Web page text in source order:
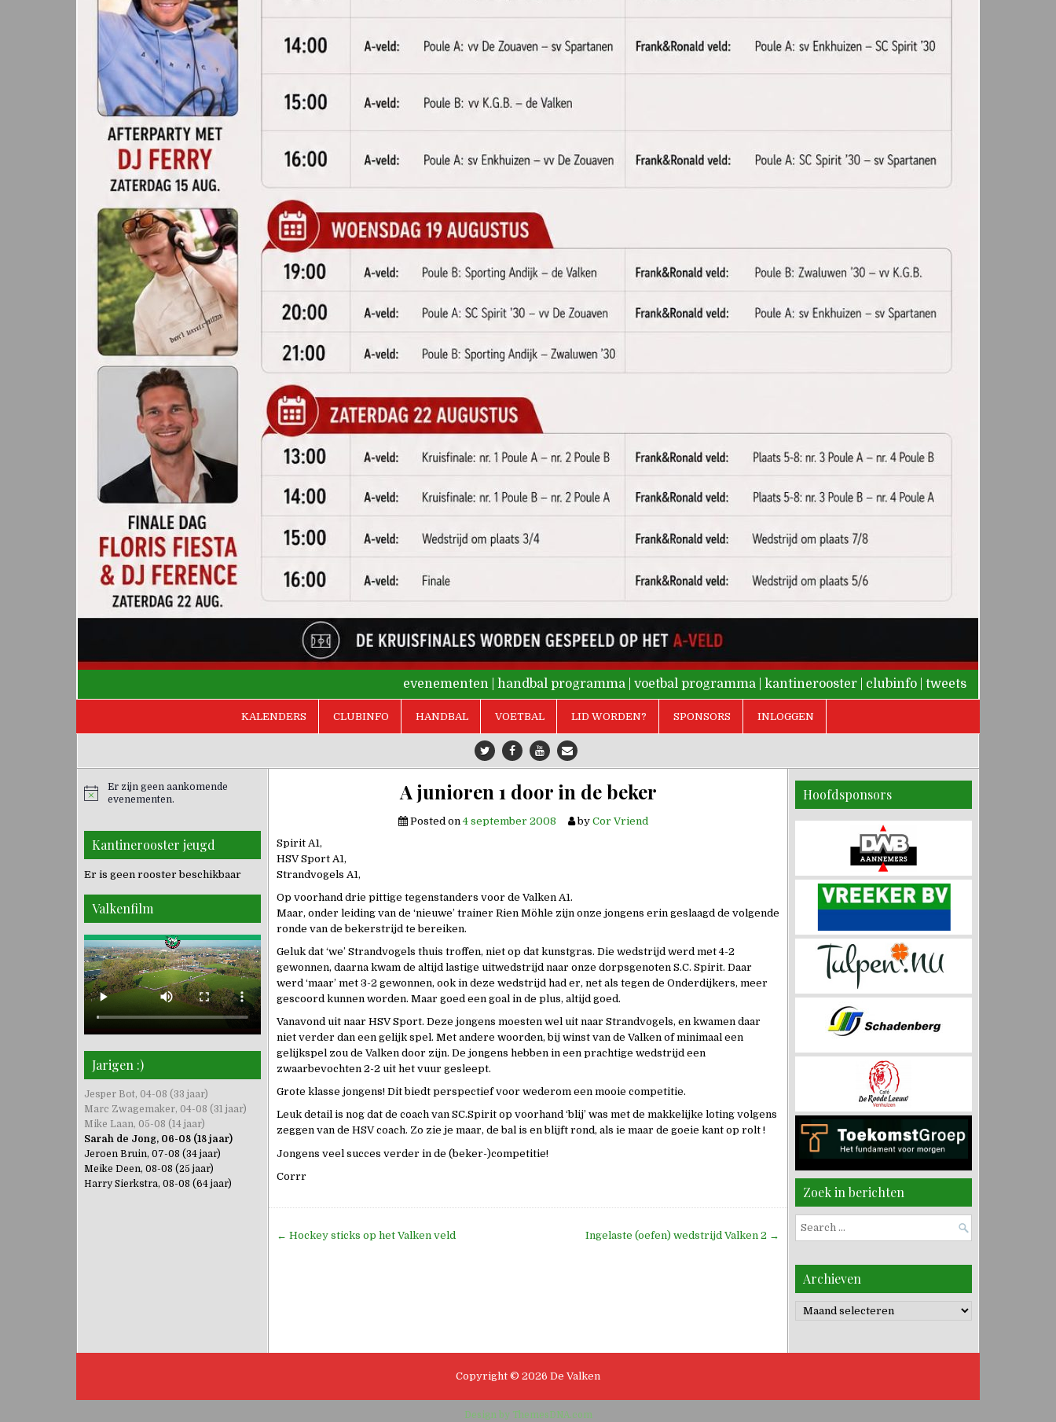
evenementen handbal programma voetbal programma kantinerooster clubinfo tweets
KALENDERS CLUBINFO HANDBAL VOETBAL LID WORDEN? SPONSORS INLOGGEN
A junioren 1 door in de beker
Posted on 4 september 2008 by Cor Vriend
Spirit A1,
HSV Sport A1,
Strandvogels A1,
Op voorhand drie pittige tegenstanders voor de Valken A1.
Maar, onder leiding van de ‘nieuwe’ trainer Rien Möhle zijn onze jongens erin geslaagd de volgende
ronde van de bekerstrijd te bereiken.
Geluk dat ‘we’ Strandvogels thuis troffen, niet op dat kunstgras. Die wedstrijd werd met 4-2
gewonnen, daarna kwam de altijd lastige uitwedstrijd naar onze dorpsgenoten S.C. Spirit. Daar
werd ‘maar’ met 3-2 gewonnen, ook in deze wedstrijd had er, net als tegen de Onderdijkers, meer
gescoord kunnen worden. Maar goed een goal in de plus, altijd goed.
Vanavond uit naar HSV Sport. Deze jongens moesten wel uit naar Strandvogels, en kwamen daar
niet verder dan een gelijk spel. Met andere woorden, bij winst van de Valken of minimaal een
gelijkspel zou de Valken door zijn. De jongens hebben in een prachtige wedstrijd een
zwaarbevochten 2-2 uit het vuur gesleept.
Grote klasse jongens! Dit biedt perspectief voor wederom een mooie competitie.
Leuk detail is nog dat de coach van SC.Spirit op voorhand ‘blij’ was met de makkelijke loting volgens
zeggen van de HSV coach. Zo zie je maar, de bal is en blijft rond, als ie maar de goeie kant op rolt !
Jongens veel succes verder in de (beker-)competitie!
Corrr
Bericht
← Hockey sticks op het Valken veld Ingelaste (oefen) wedstrijd Valken 2 →
Er zijn geen aankomende
evenementen.
Kantinerooster jeugd
Er is geen rooster beschikbaar
Valkenfilm
Jarigen :)
Jesper Bot, 04-08 (33 jaar)
Marc Zwagemaker, 04-08 (31 jaar)
Mike Laan, 05-08 (14 jaar)
Sarah de Jong, 06-08 (18 jaar)
Jeroen Bruin, 07-08 (34 jaar)
Meike Deen, 08-08 (25 jaar)
Harry Sierkstra, 08-08 (64 jaar)
Hoofdsponsors
Zoek in berichten
Search
for:
Archieven
Archieven
Copyright © 2026 De Valken
Design by ThemesDNA.com